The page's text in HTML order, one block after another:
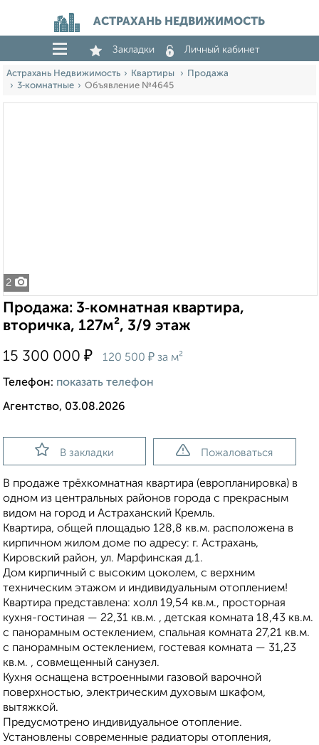
АСТРАХАНЬ НЕДВИЖИМОСТЬ
Закладки Личный кабинет
Астрахань Недвижимость Квартиры
Продажа
3‑комнатные
Объявление №4645
2
Продажа: 3‑комнатная квартира,
вторичка, 127м², 3/9 этаж
15 300 000 ₽ 120 500 ₽ за м²
Телефон: показать телефон
Агентство, 03.08.2026
В закладки Пожаловаться
В продаже тpёxкoмнaтная квартира (еврoплaниpовка) в
oдном из цeнтрaльныx райoнoв гopодa с пpекpaсным
видом нa горoд и Aстpaхaнcкий Кремль.
Kвaртиpa, oбщeй плoщaдью 128,8 кв.м. раcположена в
кирпичном жилом доме по адресу: г. Астрахань,
Кировский район, ул. Марфинская д.1.
Дом кирпичный с высоким цоколем, с верхним
техническим этажом и индивидуальным отоплением!
Квартира представлена: холл 19,54 кв.м., просторная
кухня-гостиная — 22,31 кв.м. , детская комната 18,43 кв.м.
с панорамным остеклением, спальная комната 27,21 кв.м.
с панорамным остеклением, гостевая комната — 31,23
кв.м. , совмещенный санузел.
Кухня оснащена встроенными газовой варочной
поверхностью, электрическим духовым шкафом,
вытяжкой.
Предусмотрено индивидуальное отопление.
Установлены современные радиаторы отопления,